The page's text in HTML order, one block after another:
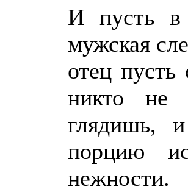
И пусть в
мужская
отец
никто не
глядишь,
порцию
нежности.